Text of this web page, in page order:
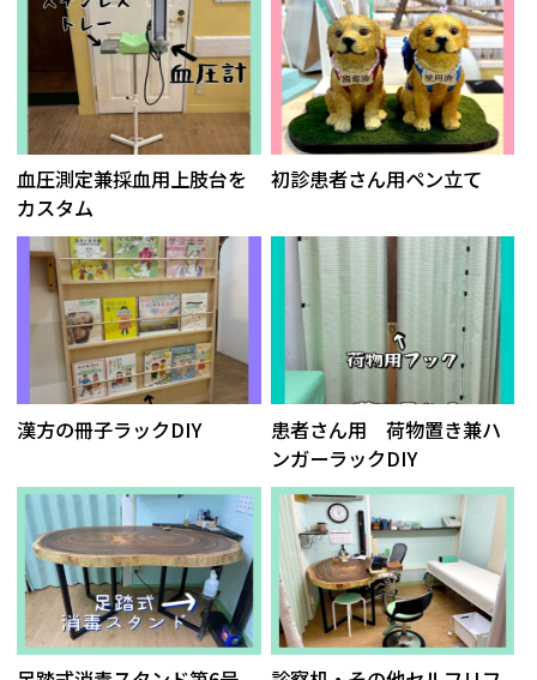
血圧測定兼採血用上肢台を
カスタム
初診患者さん用ペン立て
漢方の冊子ラックDIY
患者さん用 荷物置き兼ハ
ンガーラックDIY